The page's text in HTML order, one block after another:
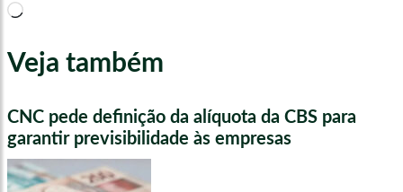
Carregando...
Veja também
CNC pede definição da alíquota da CBS para
garantir previsibilidade às empresas